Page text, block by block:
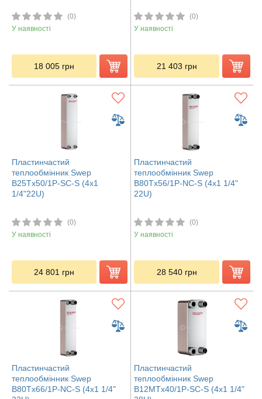
(0)
У наявності
18 005 грн
(0)
У наявності
21 403 грн
Пластинчастий
теплообмінник Swep
B25Tx50/1P-SC-S (4x1
1/4"22U)
(0)
У наявності
24 801 грн
Пластинчастий
теплообмінник Swep
B80Tx56/1P-NC-S (4x1 1/4"
22U)
(0)
У наявності
28 540 грн
Пластинчастий
теплообмінник Swep
B80Tx66/1P-NC-S (4x1 1/4"
Пластинчастий
теплообмінник Swep
B12MTx40/1P-SC-S (4x1 1/4"